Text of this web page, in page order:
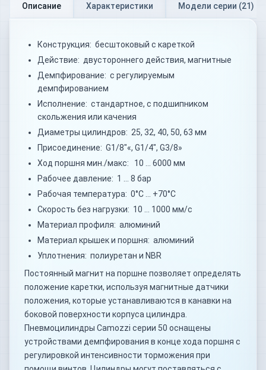
Описание Характеристики Модели серии (21)
Конструкция: бесштоковый с кареткой
Действие: двустороннего действия, магнитные
Демпфирование: с регулируемым
демпфированием
Исполнение: стандартное, с подшипником
скольжения или качения
Диаметры цилиндров: 25, 32, 40, 50, 63 мм
Присоединение: G1/8"«, G1/4", G3/8»
Ход поршня мин./макс: 10 … 6000 мм
Рабочее давление: 1 … 8 бар
Рабочая температура: 0°C … +70°C
Скорость без нагрузки: 10 … 1000 мм/с
Материал профиля: алюминий
Материал крышек и поршня: алюминий
Уплотнения: полиуретан и NBR
Постоянный магнит на поршне позволяет определять
положение каретки, используя магнитные датчики
положения, которые устанавливаются в канавки на
боковой поверхности корпуса цилиндра.
Пневмоцилиндры Camozzi серии 50 оснащены
устройствами демпфирования в конце хода поршня с
регулировкой интенсивности торможения при